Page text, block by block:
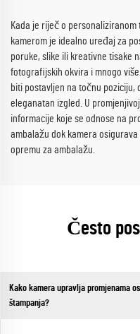
Kada je riječ o
kamerom je idealno uređaj za
poruke, slike ili kreativne tisake
fotografijskih okvira i mnogo
biti postavljen na točnu
eleganatan izgled. U
informacije koje se odnose na
ambalažu dok kamera
opremu za ambalažu.
Često
Kako kamera upravlja promjenama
štampanja?